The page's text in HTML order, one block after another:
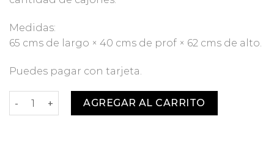
Medidas:
65 cms de largo × 40 cms de prof × 62 cms de alto.
Puedes pagar con tarjeta.
Velador Tostado 1 cajón cantidad
AGREGAR AL CARRITO